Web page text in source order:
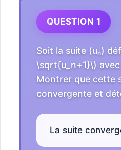
QUESTION 1
Soit la suite (uₙ)
\sqrt{u_n+1}\)
Montrer que cette
convergente et
La suite